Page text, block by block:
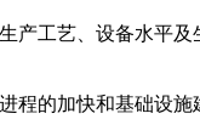
产工艺、设备水平
程的加快和基础设